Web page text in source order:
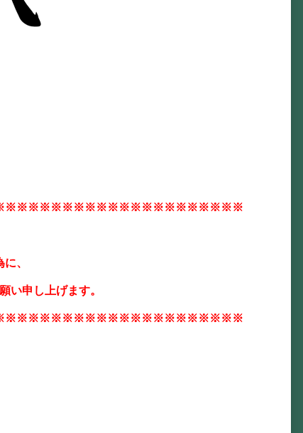
、
い申し上げます。